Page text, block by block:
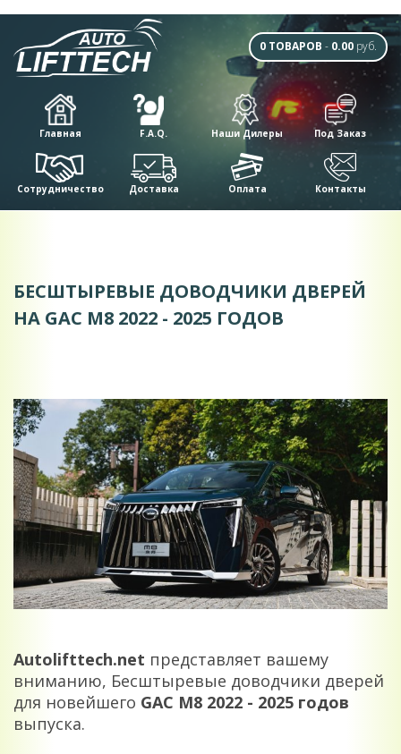
0 ТОВАРОВ - 0.00 руб.
Главная F.A.Q. Наши Дилеры Под Заказ
Сотрудничество Доставка Оплата Контакты
БЕCШТЫРЕВЫЕ ДОВОДЧИКИ ДВЕРЕЙ
НА GAC M8 2022 - 2025 ГОДОВ
Autolifttech.net представляет вашему
вниманию, Бесштыревые доводчики дверей
для новейшего GAC M8 2022 - 2025 годов
выпуска.